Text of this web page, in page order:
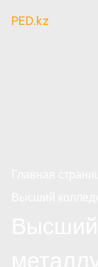
PED.kz